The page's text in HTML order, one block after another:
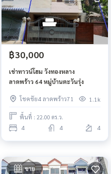
฿30,000
เช่าทาวน์โฮม วังทองหลาง
ลาดพร้าว 64 หมู่บ้านตะวันรุ่ง
โชคชัย4 ลาดพร้าว71 1.1k
พื้นที่ : 22.00 ตร.ว.
4 4 4
ขาย